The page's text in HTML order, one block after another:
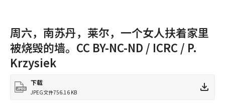
周六，南苏丹，莱尔，一个女人扶着家里
被烧毁的墙。CC BY-NC-ND / ICRC / P.
Krzysiek
下载
JPEG文件756.16 KB